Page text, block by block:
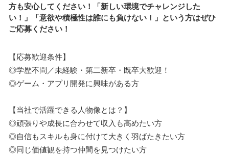
方も安心してください！「新しい環境でチャレンジした
い！」「意欲や積極性は誰にも負けない！」という方はぜひ
ご応募ください！
【応募歓迎条件】
◎学歴不問／未経験・第二新卒・既卒大歓迎！
◎ゲーム・アプリ開発に興味がある方
【当社で活躍できる人物像とは？】
◎頑張りや成長に合わせて収入も高めたい方
◎自信もスキルも身に付けて大きく羽ばたきたい方
◎同じ価値観を持つ仲間を見つけたい方